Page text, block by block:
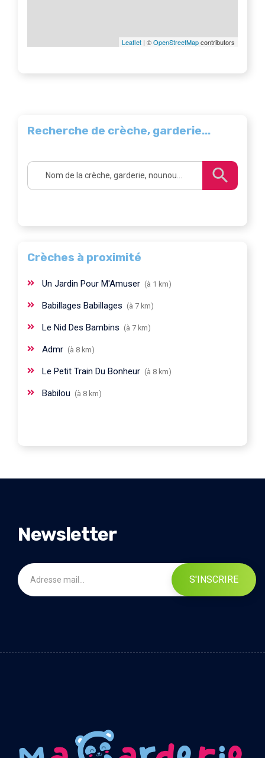
Leaflet | ©OpenStreetMapcontributors
Recherche de crèche, garderie...
Crèches à proximité
Un Jardin Pour M'Amuser (à 1 km)
Babillages Babillages (à 7 km)
Le Nid Des Bambins (à 7 km)
Admr (à 8 km)
Le Petit Train Du Bonheur (à 8 km)
Babilou (à 8 km)
Newsletter
S'INSCRIRE